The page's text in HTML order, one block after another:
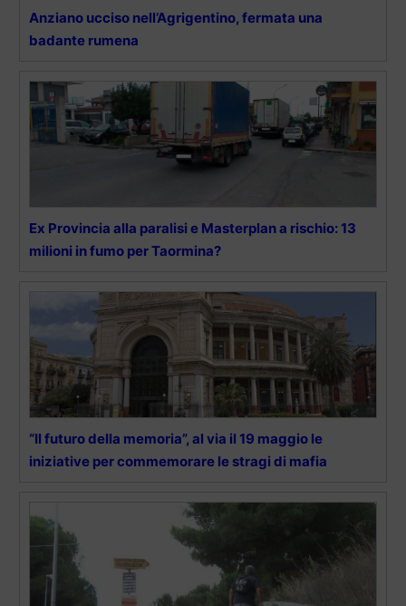
Anziano ucciso nell’Agrigentino, fermata una
badante rumena
Ex Provincia alla paralisi e Masterplan a rischio: 13
milioni in fumo per Taormina?
“Il futuro della memoria”, al via il 19 maggio le
iniziative per commemorare le stragi di mafia